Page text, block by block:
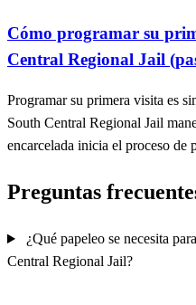
Cómo programar su
Central Regional Jail
Programar su primera visita es
South Central Regional Jail
encarcelada inicia el proceso de
Preguntas
¿Qué papeleo se necesita
Central Regional Jail?